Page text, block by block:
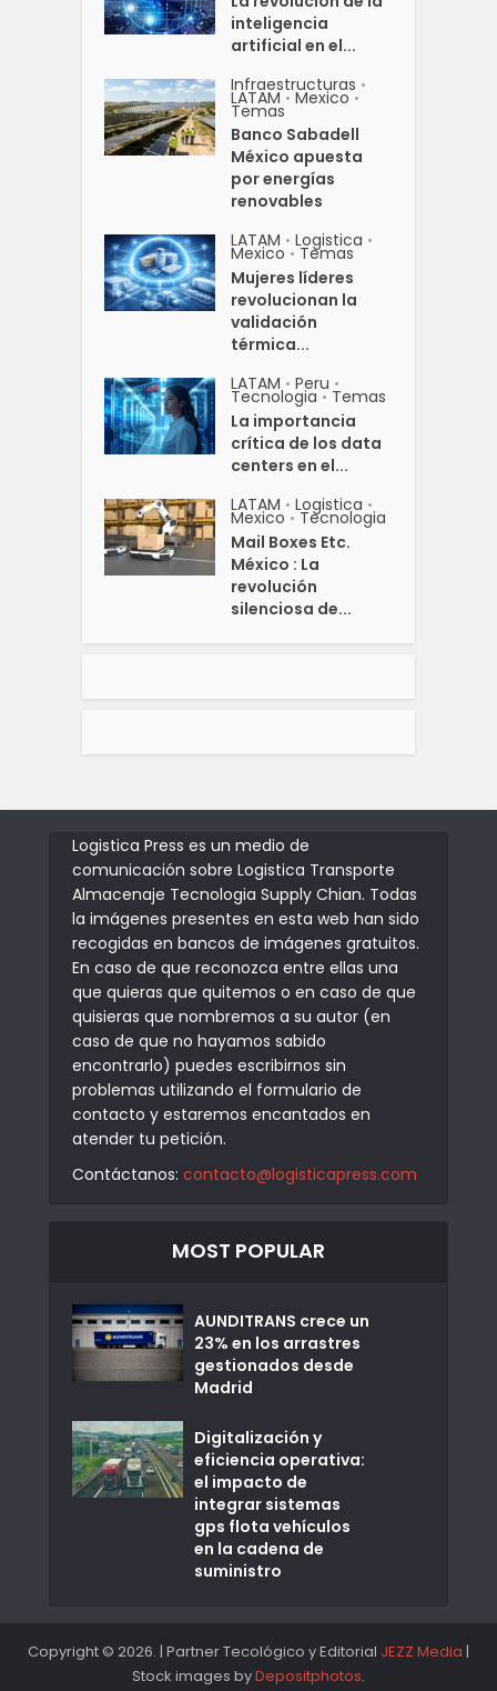
inteligencia
artificial en el...
Infraestructuras •
LATAM • Mexico •
Temas
Banco Sabadell
México apuesta
por energías
renovables
LATAM • Logistica •
Mexico • Temas
Mujeres líderes
revolucionan la
validación
térmica...
LATAM • Peru •
Tecnologia • Temas
La importancia
crítica de los data
centers en el...
LATAM • Logistica •
Mexico • Tecnologia
Mail Boxes Etc.
México : La
revolución
silenciosa de...
Logistica Press es un medio de
comunicación sobre Logistica Transporte
Almacenaje Tecnologia Supply Chian. Todas
la imágenes presentes en esta web han sido
recogidas en bancos de imágenes gratuitos.
En caso de que reconozca entre ellas una
que quieras que quitemos o en caso de que
quisieras que nombremos a su autor (en
caso de que no hayamos sabido
encontrarlo) puedes escribirnos sin
problemas utilizando el formulario de
contacto y estaremos encantados en
atender tu petición.
Contáctanos: contacto@logisticapress.com
MOST POPULAR
AUNDITRANS crece un
23% en los arrastres
gestionados desde
Madrid
Digitalización y
eficiencia operativa:
el impacto de
integrar sistemas
gps flota vehículos
en la cadena de
suministro
Copyright © 2026. | Partner Tecológico y Editorial JEZZ Media |
Stock images byDepositphotos.